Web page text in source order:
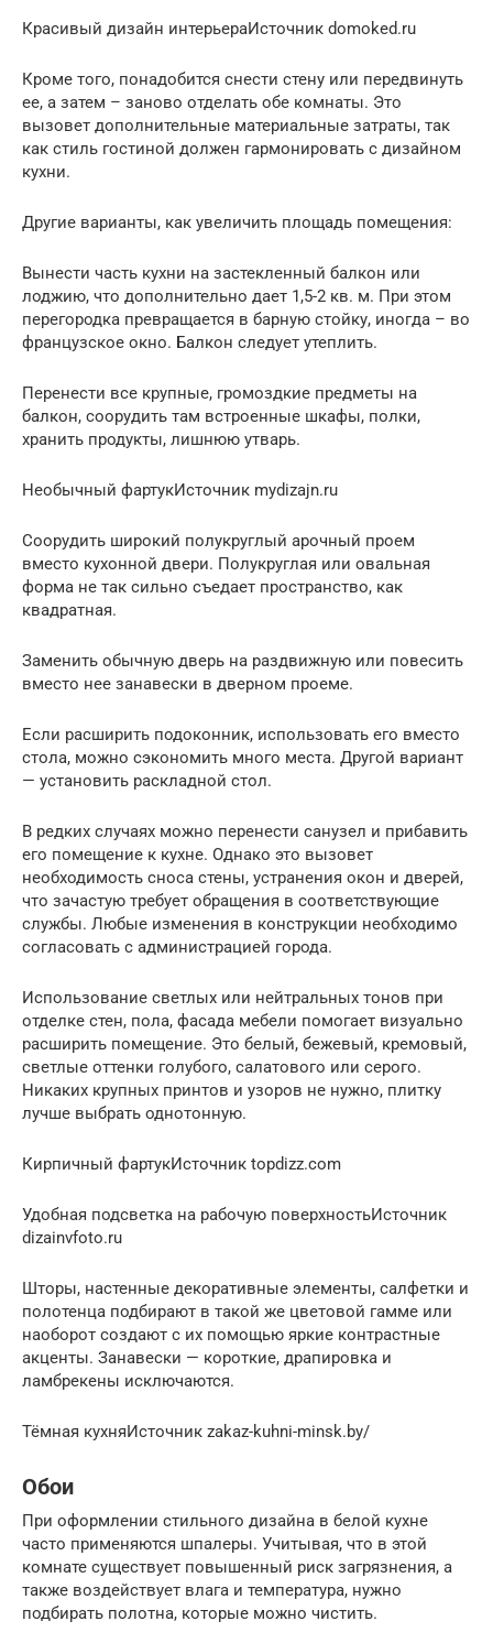
Красивый дизайн интерьераИсточник domoked.ru
Кроме того, понадобится снести стену или передвинуть
ее, а затем – заново отделать обе комнаты. Это
вызовет дополнительные материальные затраты, так
как стиль гостиной должен гармонировать с дизайном
кухни.
Другие варианты, как увеличить площадь помещения:
Вынести часть кухни на застекленный балкон или
лоджию, что дополнительно дает 1,5-2 кв. м. При этом
перегородка превращается в барную стойку, иногда – во
французское окно. Балкон следует утеплить.
Перенести все крупные, громоздкие предметы на
балкон, соорудить там встроенные шкафы, полки,
хранить продукты, лишнюю утварь.
Необычный фартукИсточник mydizajn.ru
Соорудить широкий полукруглый арочный проем
вместо кухонной двери. Полукруглая или овальная
форма не так сильно съедает пространство, как
квадратная.
Заменить обычную дверь на раздвижную или повесить
вместо нее занавески в дверном проеме.
Если расширить подоконник, использовать его вместо
стола, можно сэкономить много места. Другой вариант
— установить раскладной стол.
В редких случаях можно перенести санузел и прибавить
его помещение к кухне. Однако это вызовет
необходимость сноса стены, устранения окон и дверей,
что зачастую требует обращения в соответствующие
службы. Любые изменения в конструкции необходимо
согласовать с администрацией города.
Использование светлых или нейтральных тонов при
отделке стен, пола, фасада мебели помогает визуально
расширить помещение. Это белый, бежевый, кремовый,
светлые оттенки голубого, салатового или серого.
Никаких крупных принтов и узоров не нужно, плитку
лучше выбрать однотонную.
Кирпичный фартукИсточник topdizz.com
Удобная подсветка на рабочую поверхностьИсточник
dizainvfoto.ru
Шторы, настенные декоративные элементы, салфетки и
полотенца подбирают в такой же цветовой гамме или
наоборот создают с их помощью яркие контрастные
акценты. Занавески — короткие, драпировка и
ламбрекены исключаются.
Тёмная кухняИсточник zakaz-kuhni-minsk.by/
Обои
При оформлении стильного дизайна в белой кухне
часто применяются шпалеры. Учитывая, что в этой
комнате существует повышенный риск загрязнения, а
также воздействует влага и температура, нужно
подбирать полотна, которые можно чистить.